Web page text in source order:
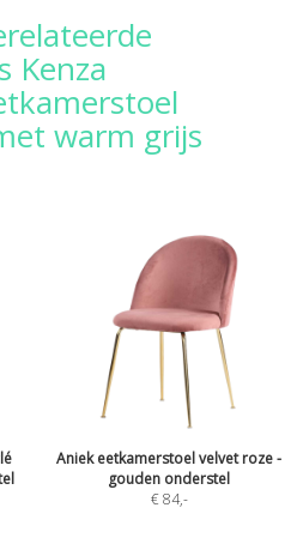
Kenza
warm grijs
Aniek eetkamerstoel velvet roze -
gouden onderstel
€ 84,-